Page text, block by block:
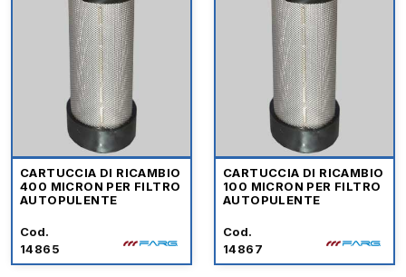
CARTUCCIA DI RICAMBIO
400 MICRON PER FILTRO
AUTOPULENTE
Cod.
14865
CARTUCCIA DI RICAMBIO
100 MICRON PER FILTRO
AUTOPULENTE
Cod.
14867